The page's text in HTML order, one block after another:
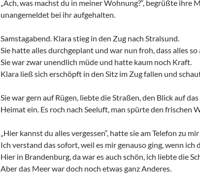
„Ach, was machst du in meiner Wohnung?“, begrüßte
unangemeldet bei ihr aufgehalten.
Samstagabend. Klara stieg in den Zug nach Stralsund.
Sie hatte alles durchgeplant und war nun froh, dass alles
Sie war zwar unendlich müde und hatte kaum noch Kraft.
Klara ließ sich erschöpft in den Sitz im Zug fallen und
Sie war gern auf Rügen, liebte die Straßen, den Blick auf
Heimat ein. Es roch nach Seeluft, man spürte den frischen
„Hier kannst du alles vergessen“, hatte sie am Telefon zu
Ich verstand das sofort, weil es mir genauso ging, wenn ich
Hier in Brandenburg, da war es auch schön, ich liebte die
Aber das Meer war doch noch etwas ganz Anderes.